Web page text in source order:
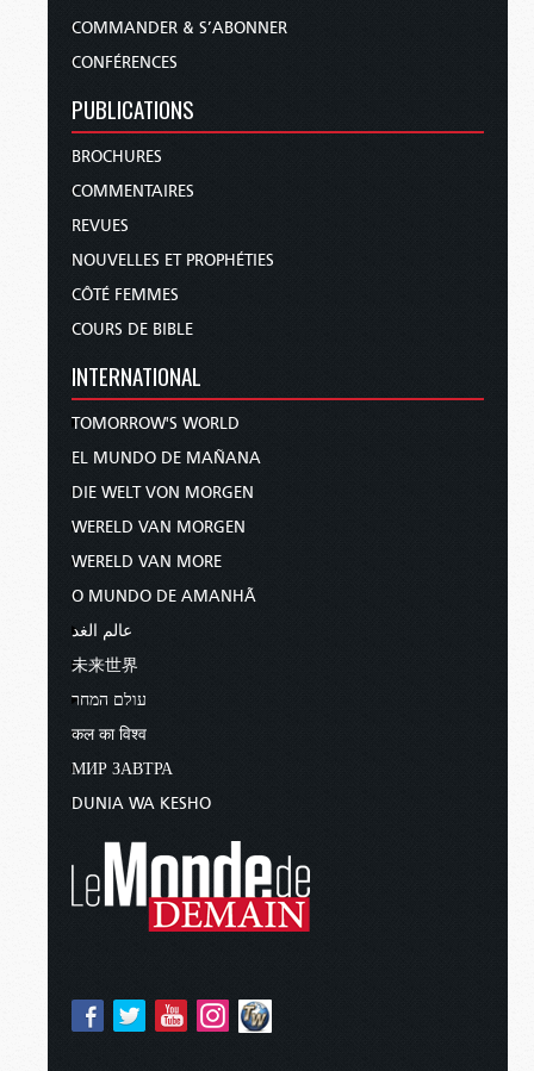
COMMANDER & S’ABONNER
CONFÉRENCES
PUBLICATIONS
BROCHURES
COMMENTAIRES
REVUES
NOUVELLES ET PROPHÉTIES
CÔTÉ FEMMES
COURS DE BIBLE
INTERNATIONAL
TOMORROW'S WORLD
EL MUNDO DE MAÑANA
DIE WELT VON MORGEN
WERELD VAN MORGEN
WERELD VAN MORE
O MUNDO DE AMANHÃ
عالم الغد
未来世界
עולם המחר
कल का विश्व
МИР ЗАВТРА
DUNIA WA KESHO